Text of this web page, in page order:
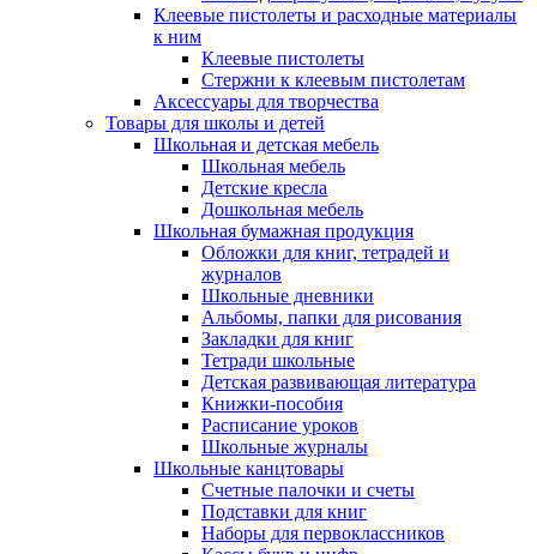
Клеевые пистолеты и расходные материалы
к ним
Клеевые пистолеты
Стержни к клеевым пистолетам
Аксессуары для творчества
Товары для школы и детей
Школьная и детская мебель
Школьная мебель
Детские кресла
Дошкольная мебель
Школьная бумажная продукция
Обложки для книг, тетрадей и
журналов
Школьные дневники
Альбомы, папки для рисования
Закладки для книг
Тетради школьные
Детская развивающая литература
Книжки-пособия
Расписание уроков
Школьные журналы
Школьные канцтовары
Счетные палочки и счеты
Подставки для книг
Наборы для первоклассников